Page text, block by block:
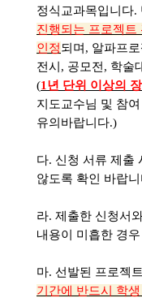
정식교과목입니다.
진행되는 프로젝트
인정되며 , 알파프
전시 , 공모전, 학술
(1년 단위 이상의
지도교수님 및 참
유의바랍니다.)
다. 신청 서류 제출
않도록 확인 바랍
라. 제출한 신청서
내용이 미흡한 경
마. 선발된 프로젝
기간에 반드시 학